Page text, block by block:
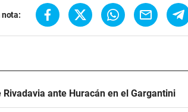
nota:
ante Huracán en el Gargantini